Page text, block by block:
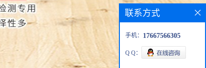
联系方式
手机： 17667566305
Q Q：